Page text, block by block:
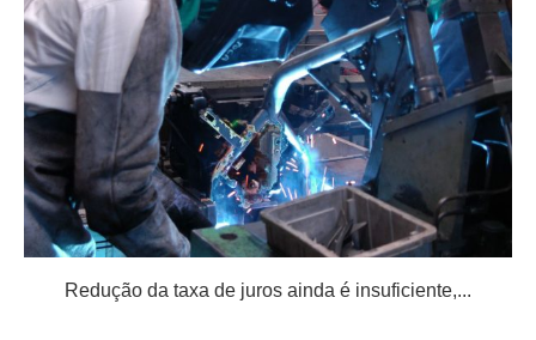
Redução da taxa de juros ainda é insuficiente,...